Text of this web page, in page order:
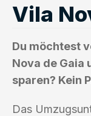
Vila
Du möchtest
Nova de Gaia
sparen? Kein
Das